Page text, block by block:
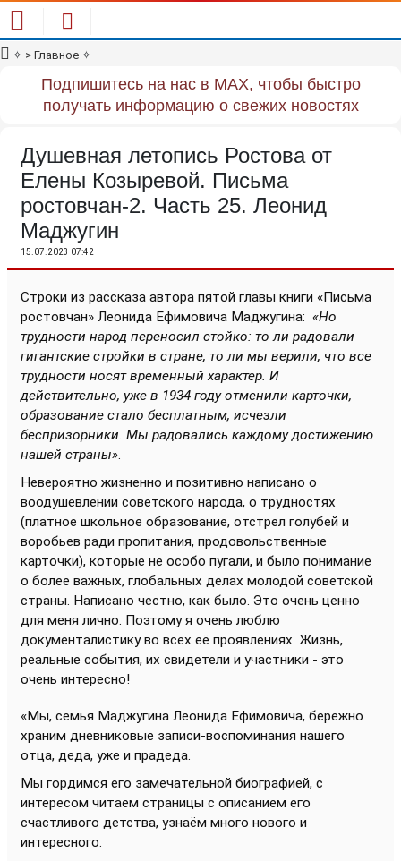
✧ > Главное ✧
Подпишитесь на нас в MAX, чтобы быстро
получать информацию о свежих новостях
Душевная летопись Ростова от
Елены Козыревой. Письма
ростовчан-2. Часть 25. Леонид
Маджугин
15.07.2023 07:42
Строки из рассказа автора пятой главы книги «Письма
ростовчан» Леонида Ефимовича Маджугина: «Но
трудности народ переносил стойко: то ли радовали
гигантские стройки в стране, то ли мы верили, что все
трудности носят временный характер. И
действительно, уже в 1934 году отменили карточки,
образование стало бесплатным, исчезли
беспризорники. Мы радовались каждому достижению
нашей страны».
Невероятно жизненно и позитивно написано о
воодушевлении советского народа, о трудностях
(платное школьное образование, отстрел голубей и
воробьев ради пропитания, продовольственные
карточки), которые не особо пугали, и было понимание
о более важных, глобальных делах молодой советской
страны. Написано честно, как было. Это очень ценно
для меня лично. Поэтому я очень люблю
документалистику во всех её проявлениях. Жизнь,
реальные события, их свидетели и участники - это
очень интересно!
«Мы, семья Маджугина Леонида Ефимовича, бережно
храним дневниковые записи-воспоминания нашего
отца, деда, уже и прадеда.
Мы гордимся его замечательной биографией, с
интересом читаем страницы с описанием его
счастливого детства, узнаём много нового и
интересного.